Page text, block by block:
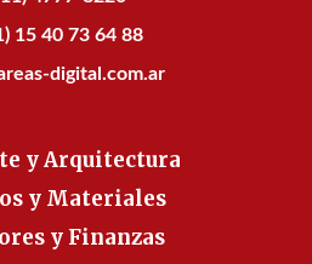
15 40 73 64 88
digital.com.ar
y Arquitectura
y Materiales
y Finanzas